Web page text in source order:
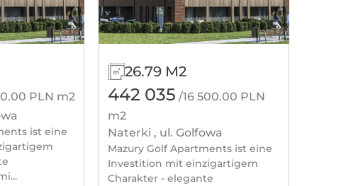
OLSZTYN, UKIEL-SEE
ANGEBOTE ANSEHEN
OLSZTYN, LUBELSKA-STRASSE
ANGEBOTE ANSEHEN
PLN m2
ist eine
26.79 M2
442 035 /16 500.00 PLN
m2
Naterki , ul. Golfowa
Mazury Golf Apartments ist eine
Investition mit einzigartigem
Charakter - elegante